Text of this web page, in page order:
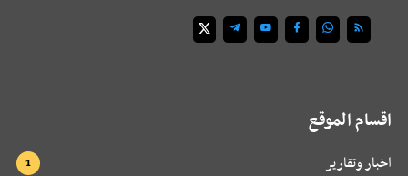
اقسام الموقع
اخبار وتقارير